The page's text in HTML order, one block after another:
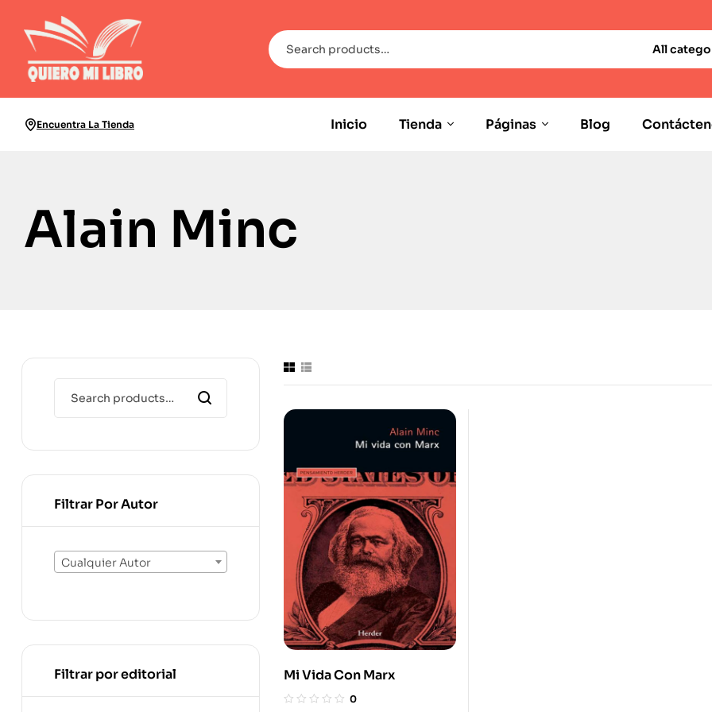
All
Encuentra La Tienda Inicio Tienda Páginas Blog
Alain Minc
Mi Vida Con Marx
0
Filtrar Por Autor
Cualquier Autor
Filtrar por editorial